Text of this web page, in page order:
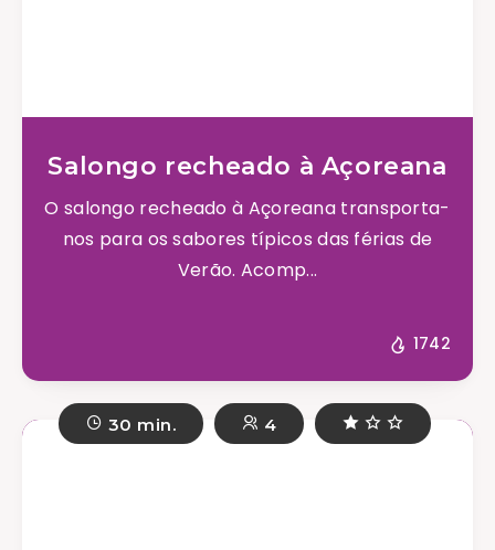
Salongo recheado à Açoreana
O salongo recheado à Açoreana transporta-
nos para os sabores típicos das férias de
Verão. Acomp...
1742
30 min. 4